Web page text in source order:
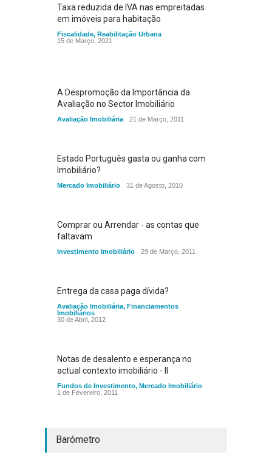
Taxa reduzida de IVA nas empreitadas
em imóveis para habitação
Fiscalidade, Reabilitação Urbana
15 de Março, 2021
A Despromoção da Importância da
Avaliação no Sector Imobiliário
Avaliação Imobiliária 21 de Março, 2011
Estado Português gasta ou ganha com
Imobiliário?
Mercado Imobiliário 31 de Agosto, 2010
Comprar ou Arrendar - as contas que
faltavam
Investimento Imobiliário 29 de Março, 2011
Entrega da casa paga dívida?
Avaliação Imobiliária, Financiamentos
Imobiliários
30 de Abril, 2012
Notas de desalento e esperança no
actual contexto imobiliário - II
Fundos de Investimento, Mercado Imobiliário
1 de Fevereiro, 2011
Barómetro